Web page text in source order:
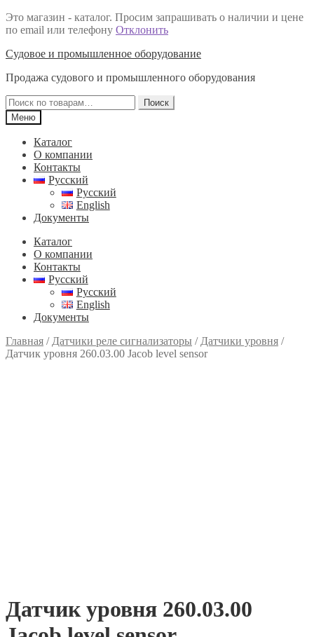
Это магазин - каталог. Просим запрашивать о наличии и цене
по email или телефону Отклонить
Перейти
навигации
Перейти
содержимому
Судовое и промышленное оборудование
Продажа судового и промышленного оборудования
Искать:
Поиск
Меню
Каталог
О компании
Контакты
Русский
Русский
English
Документы
Каталог
О компании
Контакты
Русский
Русский
English
Документы
Главная / Датчики реле сигнализаторы / Датчики уровня /
Датчик уровня 260.03.00 Jacob level sensor
Датчик уровня 260.03.00